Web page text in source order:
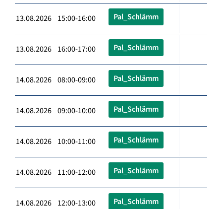
13.08.2026 15:00-16:00 Pal_Schlämm
13.08.2026 16:00-17:00 Pal_Schlämm
14.08.2026 08:00-09:00 Pal_Schlämm
14.08.2026 09:00-10:00 Pal_Schlämm
14.08.2026 10:00-11:00 Pal_Schlämm
14.08.2026 11:00-12:00 Pal_Schlämm
14.08.2026 12:00-13:00 Pal_Schlämm